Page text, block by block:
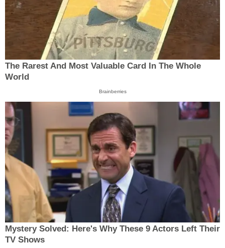
The Rarest And Most Valuable Card In The Whole
World
Brainberries
Mystery Solved: Here's Why These 9 Actors Left Their
TV Shows